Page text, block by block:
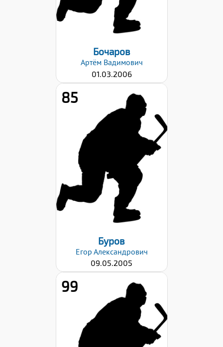
Дата заявки:
29.08.2022
Бочаров
Артём Вадимович
01.03.2006
85
Рост:
Левый
Дата заявки:
29.08.2022
Буров
Егор Александрович
09.05.2005
99
Рост: